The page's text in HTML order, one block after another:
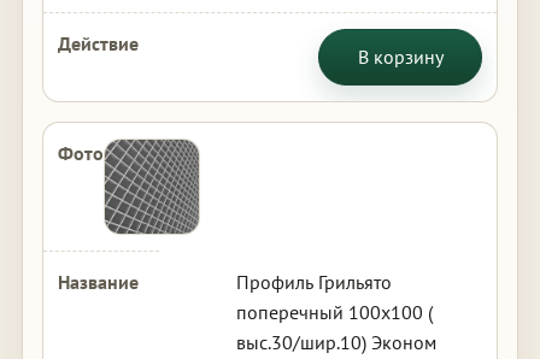
В корзину
Профиль Грильято
поперечный 100х100 (
выс.30/шир.10) Эконом